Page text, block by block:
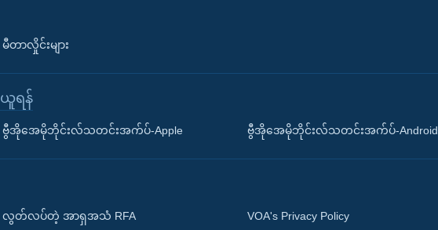
မီတာလှိုင်းများ
ရန်
ဗွီအိုအေမိုဘိုင်းလ်သတင်းအက်ပ်-Apple ဗွီအိုအေမိုဘိုင်းလ်သတင်းအက်ပ်-Android
လွတ်လပ်တဲ့ အာရှအသံ RFA VOA's Privacy Policy